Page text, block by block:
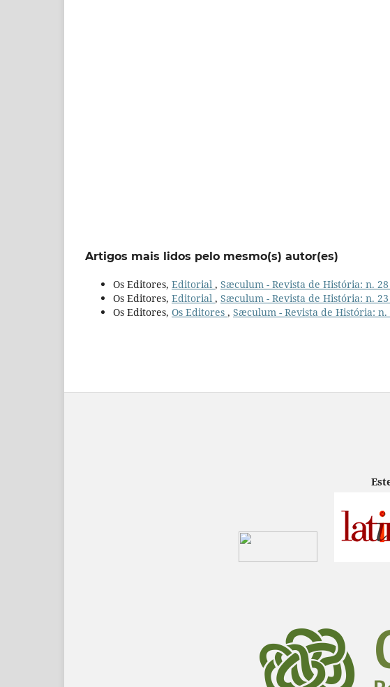
Artigos mais lidos pelo mesmo(s) autor(es)
Os Editores, Editorial , Sæculum - Revista de História: n.
Os Editores, Editorial , Sæculum - Revista de História: n.
Os Editores, Os Editores , Sæculum - Revista de História: n.